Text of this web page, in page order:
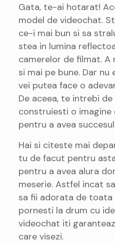
Gata, te-ai hotarat!
model de videochat.
ce-i mai bun si sa
stea in lumina
camerelor de filmat. A
si mai pe bune. Dar nu
vei putea face o
De aceea, te intrebi
construiesti o imagine
pentru a avea
Hai si citeste mai
tu de facut pentru
pentru a avea alura
meserie. Astfel incat
sa fii adorata de toata
pornesti la drum cu
videochat iti
care visezi.